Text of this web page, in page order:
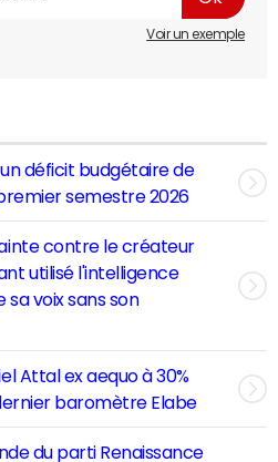
Voir un exemple
déficit budgétaire de
semestre 2026
contre le créateur
utilisé l'intelligence
voix sans son
Attal ex aequo à 30%
baromètre Elabe
du parti Renaissance